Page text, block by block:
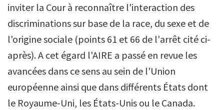
inviter la Cour à reconnaître l'interaction des
discriminations sur base de la race, du sexe et de
l'origine sociale (points 61 et 66 de l'arrêt cité ci-
après). A cet égard l'AIRE a passé en revue les
avancées dans ce sens au sein de l'Union
européenne ainsi que dans différents États dont
le Royaume-Uni, les États-Unis ou le Canada.